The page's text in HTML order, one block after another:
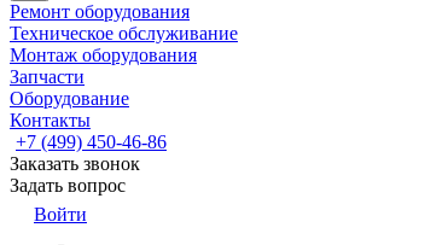
Ремонт оборудования
Техническое обслуживание
Монтаж оборудования
Запчасти
Оборудование
Контакты
+7 (499) 450-46-86
Заказать звонок
Задать вопрос
Войти